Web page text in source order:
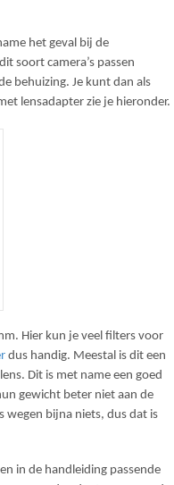
het geval bij de
soort camera’s passen
behuizing. Je kunt dan als
lensadapter zie je hieronder.
Hier kun je veel filters voor
dus handig. Meestal is dit een
Dit is met name een goed
gewicht beter niet aan de
wegen bijna niets, dus dat is
in de handleiding passende